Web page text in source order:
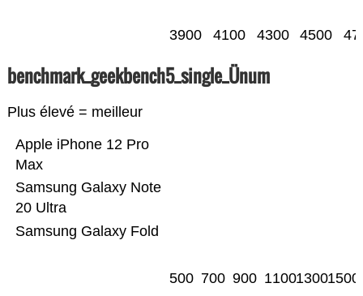
3900 4100 4300 4500
benchmark_geekbench5_single_Ünum
Plus élevé = meilleur
Samsung Galaxy Fold
Samsung Galaxy Note
20 Ultra
Apple iPhone 12 Pro
Max
500 700 900 110013001500